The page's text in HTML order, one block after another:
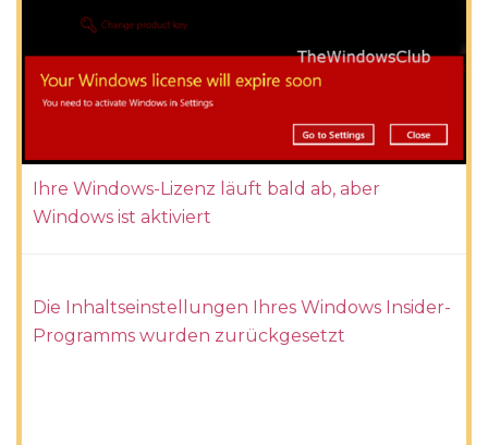
Ihre Windows-Lizenz läuft bald ab, aber
Windows ist aktiviert
Die Inhaltseinstellungen Ihres Windows Insider-
Programms wurden zurückgesetzt